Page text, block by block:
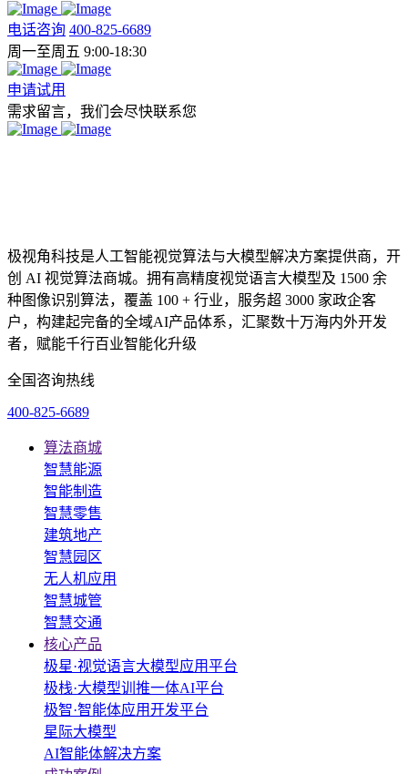
电话咨询 400-825-6689
周一至周五 9:00-18:30
申请试用
需求留言，我们会尽快联系您
极视角科技是人工智能视觉算法与大模型解决方案提供商，开
创 AI 视觉算法商城。拥有高精度视觉语言大模型及 1500 余
种图像识别算法，覆盖 100 + 行业，服务超 3000 家政企客
户，构建起完备的全域AI产品体系，汇聚数十万海内外开发
者，赋能千行百业智能化升级
全国咨询热线
400-825-6689
算法商城
智慧能源
智能制造
智慧零售
建筑地产
智慧园区
无人机应用
智慧城管
智慧交通
核心产品
极星·视觉语言大模型应用平台
极栈·大模型训推一体AI平台
极智·智能体应用开发平台
星际大模型
AI智能体解决方案